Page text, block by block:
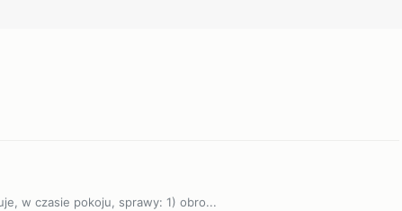
w czasie pokoju, sprawy: 1) obro...